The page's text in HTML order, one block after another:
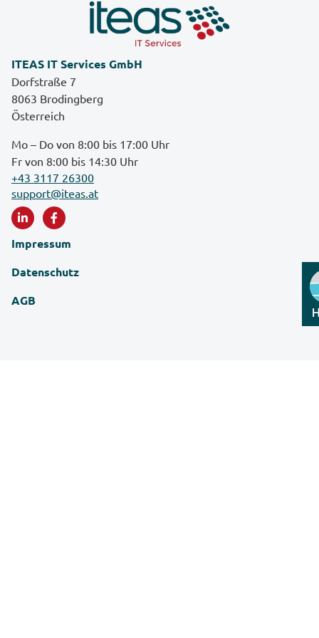
ITEAS IT Services GmbH
Dorfstraße 7
8063 Brodingberg
Österreich
Mo – Do von 8:00 bis 17:00 Uhr
Fr von 8:00 bis 14:30 Uhr
+43 3117 26300
support@iteas.at
Impressum
Datenschutz
AGB